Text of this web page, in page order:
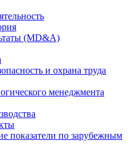
(MD&A)
и охрана труда
менеджмента
показатели по зарубежным